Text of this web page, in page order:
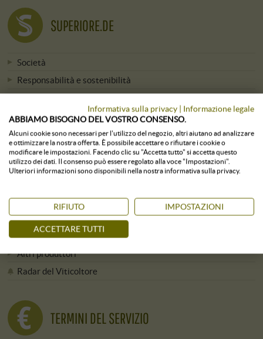
SUPERIORE.DE
Società
Responsabilità e sostenibilità
Press & Media
Newsletter
TUTTE LE CANTINE
Viticoltori dalla A alla Z
Viticoltori per regione
Altri produttori
Radar del Viticoltore
TERMINI DEL SERVIZIO
Informativa sulla privacy | Informazione legale
ABBIAMO BISOGNO DEL VOSTRO CONSENSO.
Alcuni cookie sono necessari per l'utilizzo del negozio, altri aiutano ad analizzare
e ottimizzare la nostra offerta. È possibile accettare o rifiutare i cookie o
modificare le impostazioni. Facendo clic su "Accetta tutto" si accetta questo
utilizzo dei dati. Il consenso può essere regolato alla voce "Impostazioni".
Ulteriori informazioni sono disponibili nella nostra informativa sulla privacy.
RIFIUTO IMPOSTAZIONI
ACCETTARE TUTTI